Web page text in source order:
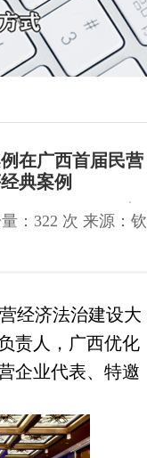
在广西首届民营
典案例
： 322 次 来源：钦
经济法治建设大
责人，广西优化
企业代表、特邀